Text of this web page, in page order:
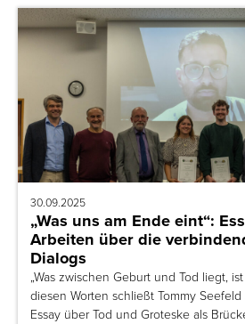
30.09.2025
„Was uns am Ende eint“:
Arbeiten über die
Dialogs
„Was zwischen Geburt und Tod liegt,
diesen Worten schließt Tommy
Essay über Tod und Groteske als